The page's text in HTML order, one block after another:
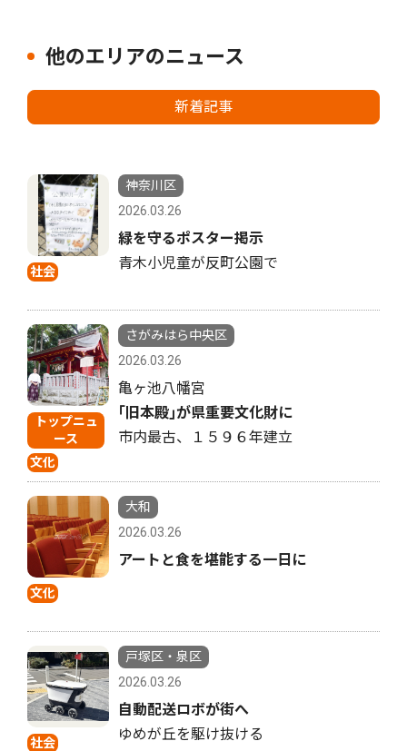
他のエリアのニュース
新着記事
社会
神奈川区
2026.03.26
緑を守るポスター掲示
青木小児童が反町公園で
トップニュ
ース
文化
さがみはら中央区
2026.03.26
亀ヶ池八幡宮
｢旧本殿｣が県重要文化財に
市内最古、１５９６年建立
文化
大和
2026.03.26
アートと食を堪能する一日に
社会
戸塚区・泉区
2026.03.26
自動配送ロボが街へ
ゆめが丘を駆け抜ける